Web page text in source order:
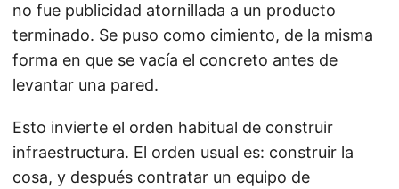
no fue publicidad atornillada a un producto
terminado. Se puso como cimiento, de la misma
forma en que se vacía el concreto antes de
levantar una pared.
Esto invierte el orden habitual de construir
infraestructura. El orden usual es: construir la
cosa, y después contratar un equipo de